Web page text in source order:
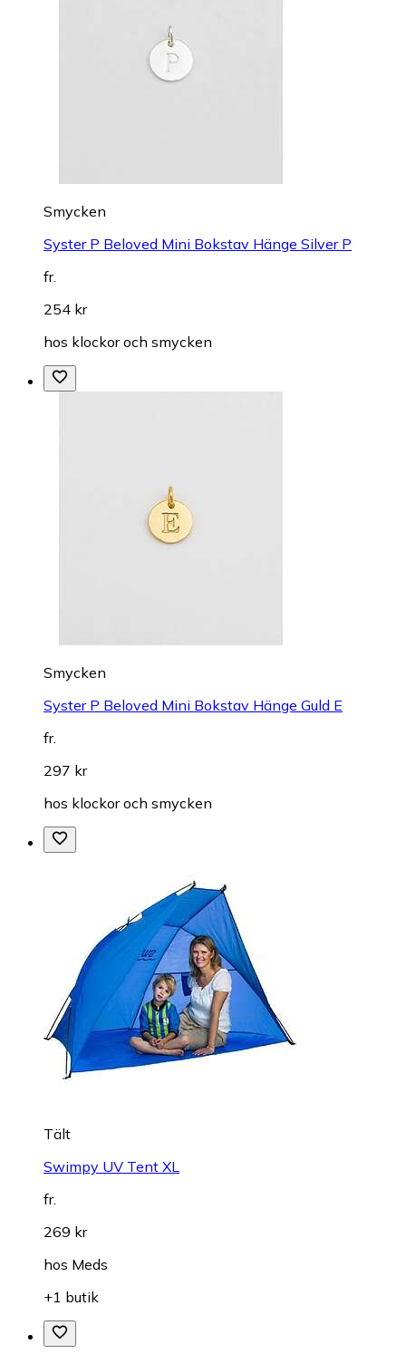
Smycken
Syster P Beloved Mini Bokstav Hänge Silver P
fr.
254 kr
hos klockor och smycken
Smycken
Syster P Beloved Mini Bokstav Hänge Guld E
fr.
297 kr
hos klockor och smycken
Tält
Swimpy UV Tent XL
fr.
269 kr
hos Meds
+1 butik